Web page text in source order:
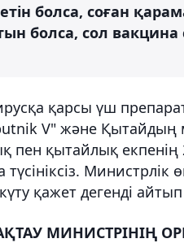
болса, соған
болса, сол
қарсы үш
V" және Қытайдың
пен қытайлық
Министрлік
қажет дегенді
МИНИСТРІНІҢ